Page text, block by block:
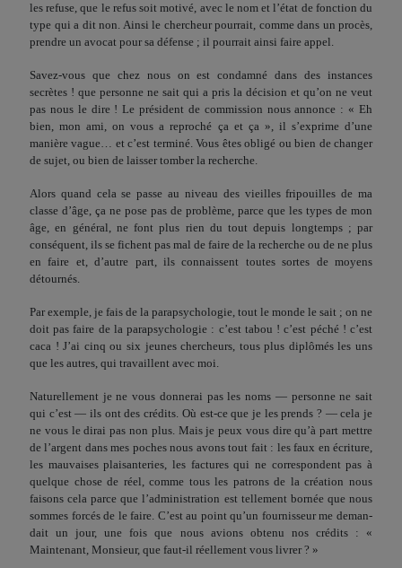
les refuse, que le refus soit motivé, avec le nom et l’état de fonction du
type qui a dit non. Ainsi le cher­cheur pourrait, comme dans un procès,
prendre un avocat pour sa défense ; il pourrait ainsi faire appel.
Savez-vous que chez nous on est condamné dans des instan­ces
secrètes ! que personne ne sait qui a pris la décision et qu’on ne veut
pas nous le dire ! Le président de commission nous annonce : « Eh
bien, mon ami, on vous a reproché ça et ça », il s’exprime d’une
manière vague… et c’est terminé. Vous êtes obligé ou bien de changer
de sujet, ou bien de laisser tomber la recherche.
Alors quand cela se passe au niveau des vieilles fripouilles de ma
classe d’âge, ça ne pose pas de problème, parce que les types de mon
âge, en général, ne font plus rien du tout depuis longtemps ; par
conséquent, ils se fichent pas mal de faire de la recherche ou de ne plus
en faire et, d’autre part, ils connaissent toutes sortes de moyens
détournés.
Par exemple, je fais de la parapsychologie, tout le monde le sait ; on ne
doit pas faire de la parapsychologie : c’est tabou ! c’est péché ! c’est
caca ! J’ai cinq ou six jeunes chercheurs, tous plus diplômés les uns
que les autres, qui travaillent avec moi.
Naturellement je ne vous donnerai pas les noms — personne ne sait
qui c’est — ils ont des crédits. Où est-ce que je les prends ? — cela je
ne vous le dirai pas non plus. Mais je peux vous dire qu’à part mettre
de l’argent dans mes poches nous avons tout fait : les faux en écriture,
les mauvaises plaisante­ries, les factures qui ne correspondent pas à
quelque chose de réel, comme tous les patrons de la création nous
faisons cela parce que l’administration est tellement bornée que nous
som­mes forcés de le faire. C’est au point qu’un fournisseur me deman­
dait un jour, une fois que nous avions obtenu nos crédits : «
Maintenant, Monsieur, que faut-il réellement vous livrer ? »